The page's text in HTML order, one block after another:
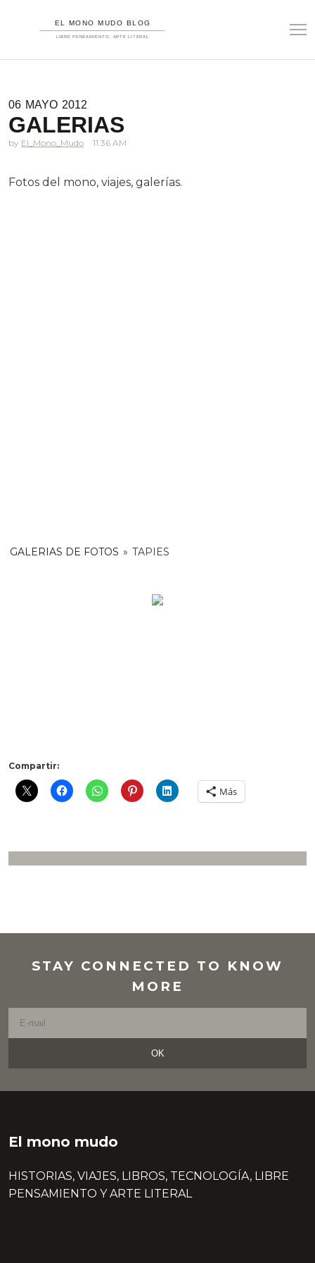
06 MAYO 2012
GALERIAS
El_Mono_Mudo 11.36 AM
Fotos del mono, viajes, galerías.
GALERIAS DE FOTOS » TAPIES
Compartir:
Más
STAY CONNECTED TO KNOW
MORE
OK
El mono mudo
HISTORIAS, VIAJES, LIBROS, TECNOLOGÍA, LIBRE
PENSAMIENTO Y ARTE LITERAL